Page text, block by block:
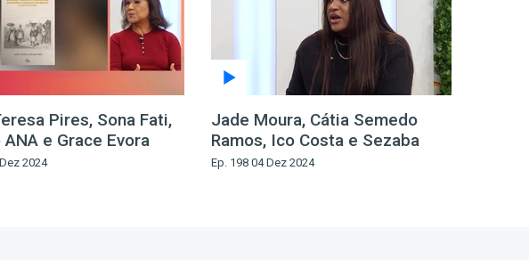
Pires, Sona Fati,
e Grace Evora
2024
Jade Moura, Cátia Semedo
Ramos, Ico Costa e Sezaba
Ep. 198 04 Dez 2024